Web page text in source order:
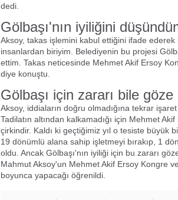
dedi.
Gölbaşı'nın iyiliğini
Aksoy, takas işlemini kabul ettiğini ifade ederek
insanlardan biriyim. Belediyenin bu projesi
ettim. Takas neticesinde Mehmet Akif Ersoy
diye konuştu.
Gölbaşı için zararı bile göze
Aksoy, iddiaların doğru olmadığına tekrar
Tadilatın altından kalkamadığı için Mehmet
çirkindir. Kaldı ki geçtiğimiz yıl o tesiste büyük
19 dönümlü alana sahip işletmeyi bırakıp, 1
oldu. Ancak Gölbaşı'nın iyiliği için bu zararı
Mahmut Aksoy'un Mehmet Akif Ersoy Kongre
boyunca yapacağı öğrenildi.